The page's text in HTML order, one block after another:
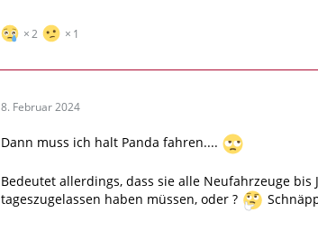
2 1
8. Februar 2024
Dann muss ich halt Panda fahren....
Bedeutet allerdings, dass sie alle Neufahrzeuge bis
tageszugelassen haben müssen, oder ?